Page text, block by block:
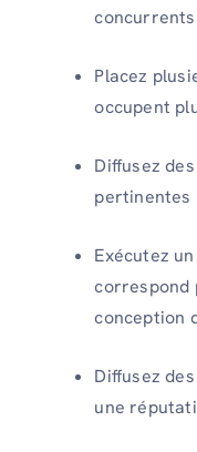
Placez
occupent
Diffusez
pertinentes
Exécutez
correspond
conception
Diffusez
une